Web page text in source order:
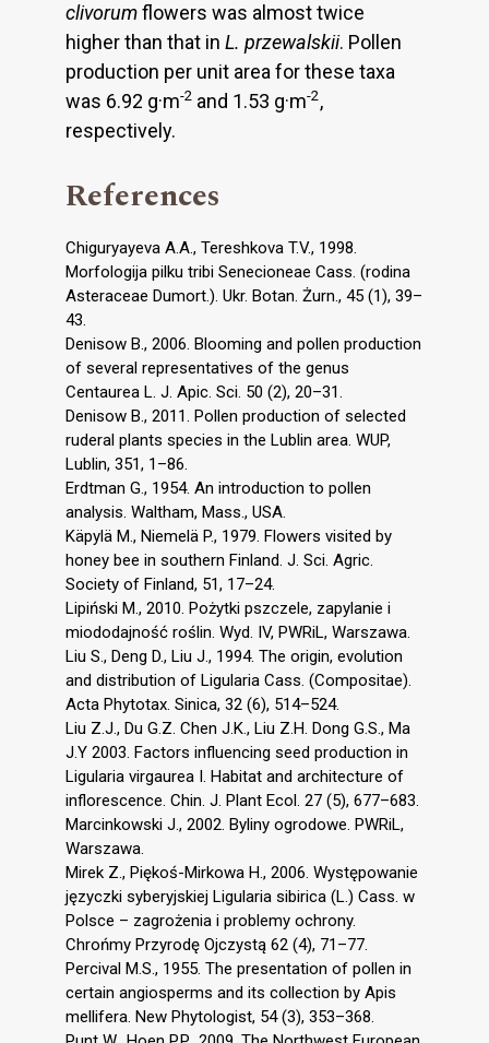
clivorumflowers was almost twice
higher than that in L. przewalskii. Pollen
production per unit area for these taxa
was 6.92 g·m-2 and 1.53 g·m-2,
respectively.
References
Chiguryayeva A.A., Tereshkova T.V., 1998.
Morfologija pilku tribi Senecioneae Cass. (rodina
Asteraceae Dumort.). Ukr. Botan. Żurn., 45 (1), 39–
43.
Denisow B., 2006. Blooming and pollen production
of several representatives of the genus
Centaurea L. J. Apic. Sci. 50 (2), 20–31.
Denisow B., 2011. Pollen production of selected
ruderal plants species in the Lublin area. WUP,
Lublin, 351, 1–86.
Erdtman G., 1954. An introduction to pollen
analysis. Waltham, Mass., USA.
Käpylä M., Niemelä P., 1979. Flowers visited by
honey bee in southern Finland. J. Sci. Agric.
Society of Finland, 51, 17–24.
Lipiński M., 2010. Pożytki pszczele, zapylanie i
miododajność roślin. Wyd. IV, PWRiL, Warszawa.
Liu S., Deng D., Liu J., 1994. The origin, evolution
and distribution of Ligularia Cass. (Compositae).
Acta Phytotax. Sinica, 32 (6), 514–524.
Liu Z.J., Du G.Z. Chen J.K., Liu Z.H. Dong G.S., Ma
J.Y 2003. Factors influencing seed production in
Ligularia virgaurea I. Habitat and architecture of
inflorescence. Chin. J. Plant Ecol. 27 (5), 677–683.
Marcinkowski J., 2002. Byliny ogrodowe. PWRiL,
Warszawa.
Mirek Z., Piękoś-Mirkowa H., 2006. Występowanie
języczki syberyjskiej Ligularia sibirica (L.) Cass. w
Polsce – zagrożenia i problemy ochrony.
Chrońmy Przyrodę Ojczystą 62 (4), 71–77.
Percival M.S., 1955. The presentation of pollen in
certain angiosperms and its collection by Apis
mellifera. New Phytologist, 54 (3), 353–368.